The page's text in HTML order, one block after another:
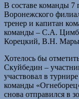
В составе команды
Воронежского
тренер и капитан
команды – С.А.
Корецкий, В.Н.
Хотелось бы
Скуйбедин –
участвовал в
команды
снова отправился в